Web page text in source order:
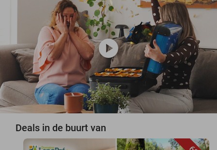
play_circle
Deals in de buurt van